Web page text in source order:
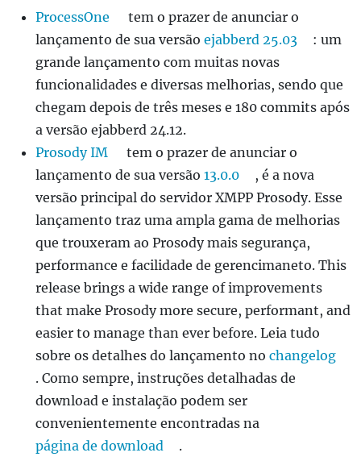
ProcessOne
tem o prazer de anunciar o
lançamento de sua versão ejabberd 25.03
: um
grande lançamento com muitas novas
funcionalidades e diversas melhorias, sendo que
chegam depois de três meses e 180 commits após
a versão ejabberd 24.12.
Prosody IM
tem o prazer de anunciar o
lançamento de sua versão 13.0.0
, é a nova
versão principal do servidor XMPP Prosody. Esse
lançamento traz uma ampla gama de melhorias
que trouxeram ao Prosody mais segurança,
performance e facilidade de gerencimaneto. This
release brings a wide range of improvements
that make Prosody more secure, performant, and
easier to manage than ever before. Leia tudo
sobre os detalhes do lançamento no changelog
. Como sempre, instruções detalhadas de
download e instalação podem ser
convenientemente encontradas na
página de download
.